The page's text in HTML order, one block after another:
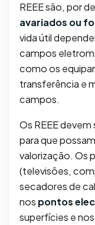
REEE são, por
avariados ou
vida útil
campos
como os
transferência e
campos.
Os REEE devem
para que
valorização. Os
(televisões,
secadores de
nos pontos
superfícies e